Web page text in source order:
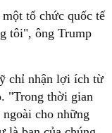
tổ chức quốc tế
tôi", ông Trump
chỉ nhận lợi ích từ
"Trong thời gian
cho những